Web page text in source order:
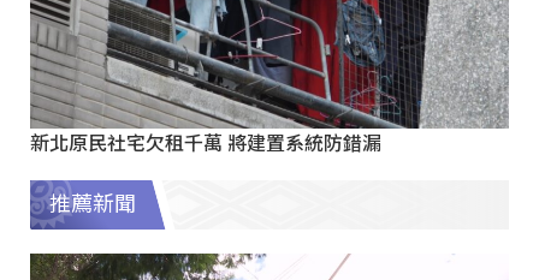
新北原民社宅欠租千萬 將建置系統防錯漏
推薦新聞